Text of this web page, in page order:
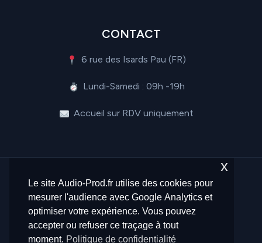
CONTACT
6 rue des Isards Pau (FR)
Lundi-Samedi : 09h -19h
Accueil sur RDV uniquement
© 2026 Audio-Prod.fr - Tous droits réservés -
Propulsé parCréafunnels64
Le site Audio-Prod.fr utilise des cookies pour
mesurer l'audience avec Google Analytics et
optimiser votre expérience. Vous pouvez
accepter ou refuser ce traçage à tout
moment. Politique de confidentialité
x